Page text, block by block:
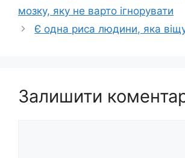
мозку, яку не варто ігнорувати
Є одна риса людини, яка
Залишити